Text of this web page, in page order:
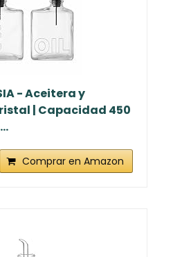
- Aceitera y
| Capacidad 450
Comprar en Amazon